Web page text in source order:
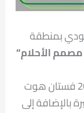
بمنطقة
الأحلام“
سوف يضم المعرض أكثر من 200 فستان هوت
بالإضافة إلى